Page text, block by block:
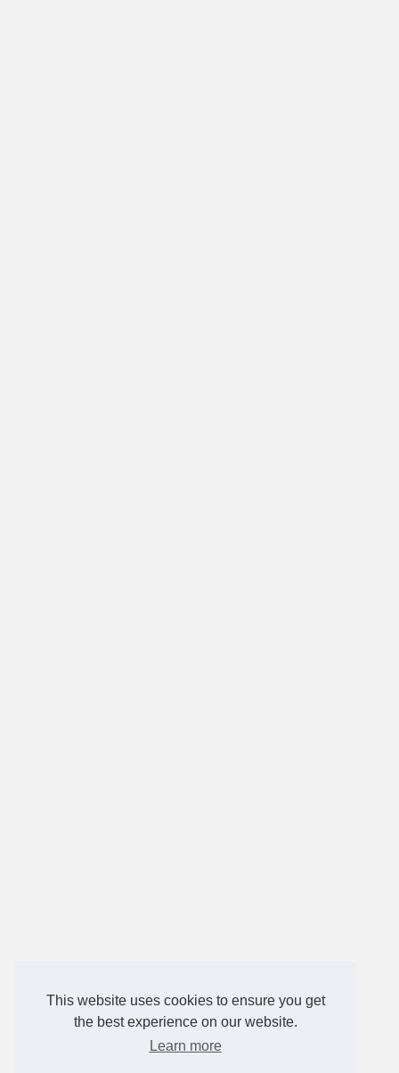
This website uses cookies to ensure you get
the best experience on our website.
Learn more